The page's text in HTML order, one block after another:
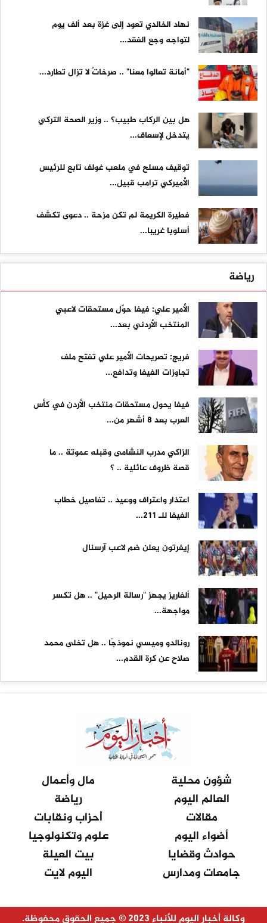
نهاد الخالدي تعود إلى غزة بعد ألف يوم
لتواجه وجع الفقد...
"أمانة تعالوا معنا" .. صرخاتٌ لا تزال تطارد...
هل بين الركاب طبيب؟ .. وزير الصحة التركي
يتدخل لإسعاف...
توقيف مسلح في ملعب غولف تابع للرئيس
الأميركي ترامب قبيل...
فطيرة الكريمة لم تكن مزحة .. دعوى تكشف
أسلوبا غريبا...
رياضة
الأمير علي: فيفا حوّل مستحقات لاعبي
المنتخب الأردني بعد...
فريج: تصريحات الأمير علي تفتح ملف
تجاوزات الفيفا وتدافع...
فيفا يحول مستحقات منتخب الأردن في كأس
العرب بعد 8 أشهر من...
الزاكي مدرب النشامى وقبله عموتة .. ما
قصة ظروف عائلية .. ؟
اعتذار واعتراف ووعيد .. تفاصيل خطاب
الفيفا للـ 211...
إيفرتون يعلن ضم لاعب آرسنال
ألفاريز يجهز "رسالة الرحيل" .. هل تكسر
مواجهة...
رونالدو وميسي نموذجًا .. هل تخلى محمد
صلاح عن كرة القدم...
شؤون محلية
مال وأعمال
العالم اليوم
رياضة
مقالات
أحزاب ونقابات
أضواء اليوم
علوم وتكنولوجيا
حوادث وقضايا
بيت العيلة
جامعات ومدارس
اليوم لايت
وكالة أخبار اليوم للأنباء 2023 © جميع الحقوق محفوظة.